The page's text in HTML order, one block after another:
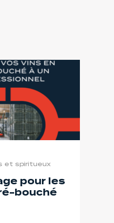
et spiritueux
pour les
bouché